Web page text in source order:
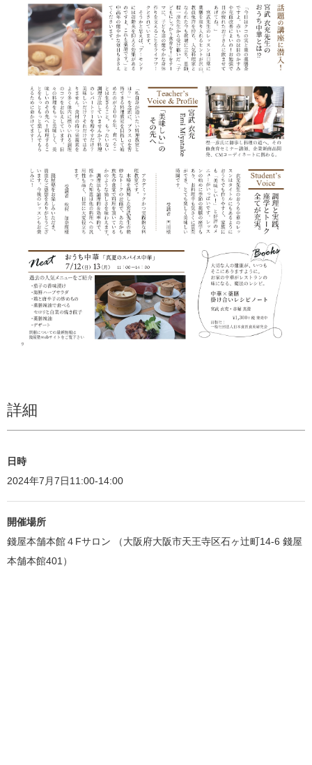
詳細
日時
2024年7月7日11:00-14:00
開催場所
錢屋本舗本館４Fサロン （大阪府大阪市天王寺区石ヶ辻町14-6 錢屋
本舗本館401）